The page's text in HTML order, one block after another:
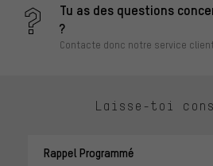
Tu as des questions
?
Contacte donc notre service
Laisse-toi
Rappel Programmé